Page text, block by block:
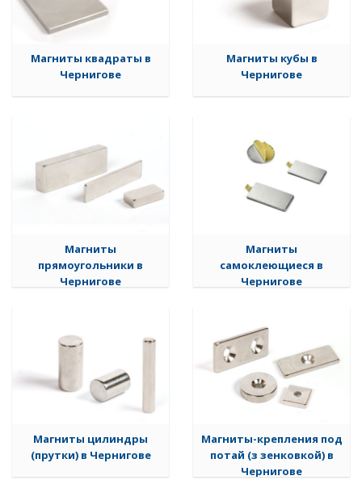
Магниты квадраты в
Чернигове
Магниты кубы в
Чернигове
Магниты
прямоугольники в
Чернигове
Магниты
самоклеющиеся в
Чернигове
Магниты цилиндры
(прутки) в Чернигове
Магниты-крепления под
потай (з зенковкой) в
Чернигове